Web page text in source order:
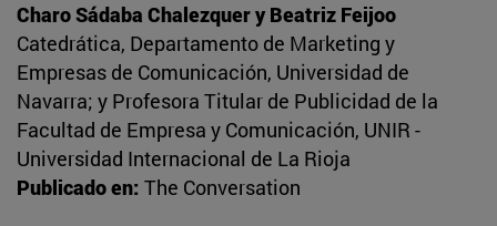
Charo Sádaba Chalezquer y Beatriz Feijoo
Catedrática, Departamento de Marketing y
Empresas de Comunicación, Universidad de
Navarra; y Profesora Titular de Publicidad de la
Facultad de Empresa y Comunicación, UNIR -
Universidad Internacional de La Rioja
Publicado en: The Conversation